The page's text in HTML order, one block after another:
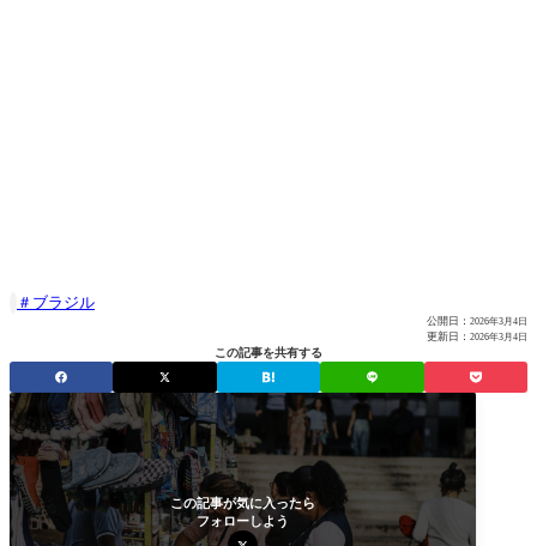
ブラジル
公開日： 2026年3月4日
更新日： 2026年3月4日
この記事を共有する
この記事が気に入ったら
フォローしよう